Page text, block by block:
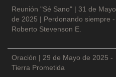
Reunión "Sé Sano" | 31 de Mayo
de 2025 | Perdonando siempre -
Roberto Stevenson E.
Oración | 29 de Mayo de 2025 -
Tierra Prometida